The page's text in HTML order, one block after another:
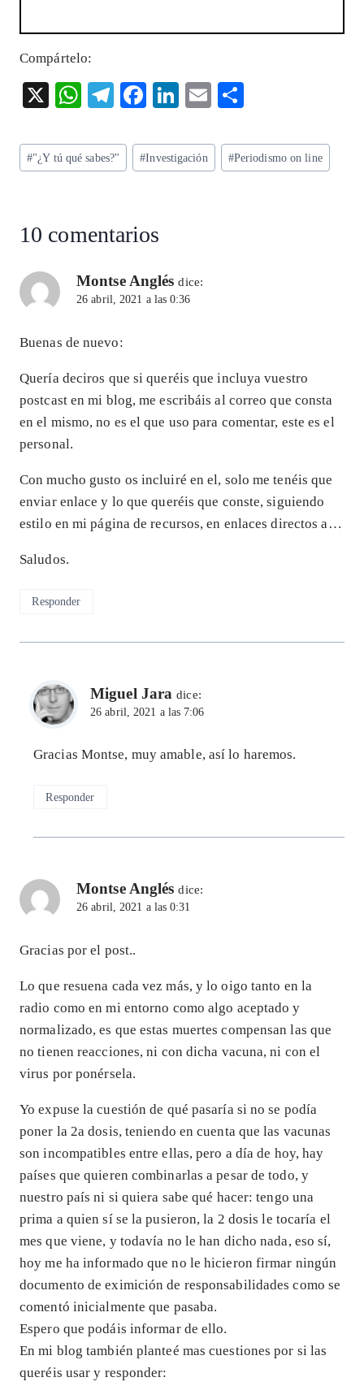
Compártelo:
X
W
ts
A
p
T
eg
ra
F
eb
o
k
Li
ke
dI
E
ai
l
re
Etiquetas
de
#"¿Y tú qué sabes?" #Investigación #Periodismo on line
10 comentarios
Montse Anglés dice:
26 abril, 2021 a las 0:36
Buenas de nuevo:
Quería deciros que si queréis que incluya vuestro
postcast en mi blog, me escribáis al correo que consta
en el mismo, no es el que uso para comentar, este es el
personal.
Con mucho gusto os incluiré en el, solo me tenéis que
enviar enlace y lo que queréis que conste, siguiendo
estilo en mi página de recursos, en enlaces directos a…
Saludos.
Responder
Miguel Jara dice:
26 abril, 2021 a las 7:06
Gracias Montse, muy amable, así lo haremos.
Responder
Montse Anglés dice:
26 abril, 2021 a las 0:31
Gracias por el post..
Lo que resuena cada vez más, y lo oigo tanto en la
radio como en mi entorno como algo aceptado y
normalizado, es que estas muertes compensan las que
no tienen reacciones, ni con dicha vacuna, ni con el
virus por ponérsela.
Yo expuse la cuestión de qué pasaría si no se podía
poner la 2a dosis, teniendo en cuenta que las vacunas
son incompatibles entre ellas, pero a día de hoy, hay
países que quieren combinarlas a pesar de todo, y
nuestro país ni si quiera sabe qué hacer: tengo una
prima a quien sí se la pusieron, la 2 dosis le tocaría el
mes que viene, y todavía no le han dicho nada, eso sí,
hoy me ha informado que no le hicieron firmar ningún
documento de eximición de responsabilidades como se
comentó inicialmente que pasaba.
Espero que podáis informar de ello.
En mi blog también planteé mas cuestiones por si las
queréis usar y responder: